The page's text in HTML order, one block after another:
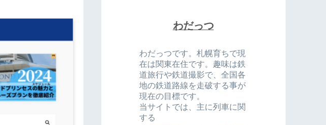
わだっつ
わだっつです。札幌育ちで現
在は関東在住です。趣味は鉄
道旅行や鉄道撮影で、全国各
地の鉄道路線を走破する事が
現在の目標です。
当サイトでは、主に列車に関
する